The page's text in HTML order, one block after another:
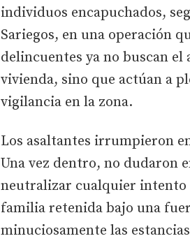
individuos encapuchados,
Sariegos, en una operación
delincuentes ya no buscan el
vivienda, sino que actúan a
vigilancia en la zona.
Los asaltantes irrumpieron
Una vez dentro, no dudaron
neutralizar cualquier intento
familia retenida bajo una
minuciosamente las